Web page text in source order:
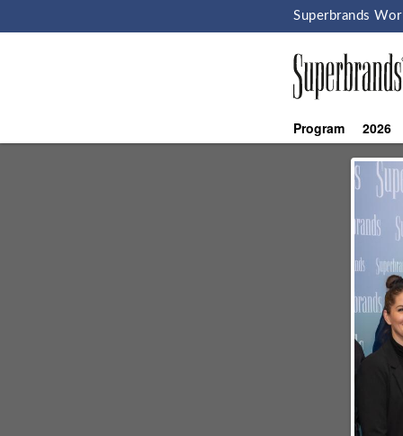
Superbrands
Program 2026